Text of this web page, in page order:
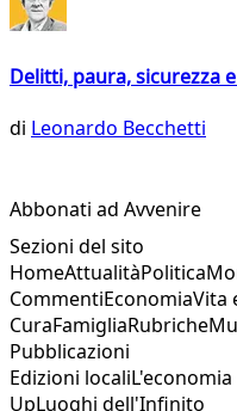
Delitti, paura, sicurezza
di Leonardo Becchetti
Abbonati ad Avvenire
Sezioni del sito
HomeAttualitàPolitica
CommentiEconomiaVita
CuraFamigliaRubriche
Pubblicazioni
Edizioni locali
UpLuoghi dell'Infinito